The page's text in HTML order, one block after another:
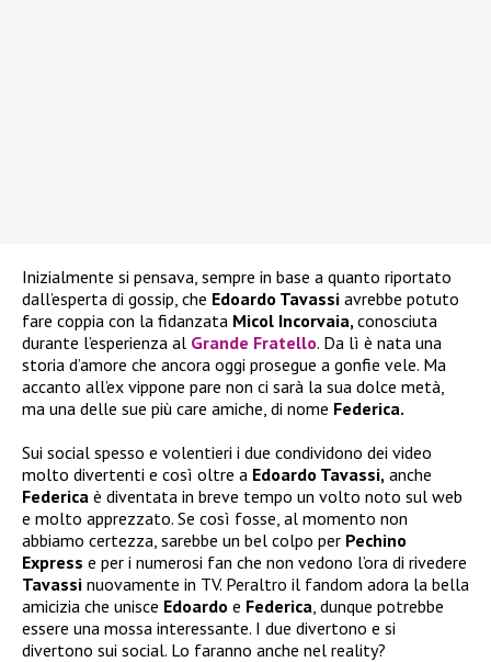
Inizialmente si pensava, sempre in base a quanto riportato
dall’esperta di gossip, che Edoardo Tavassi avrebbe potuto
fare coppia con la fidanzata Micol Incorvaia, conosciuta
durante l’esperienza al Grande Fratello. Da lì è nata una
storia d’amore che ancora oggi prosegue a gonfie vele. Ma
accanto all’ex vippone pare non ci sarà la sua dolce metà,
ma una delle sue più care amiche, di nome Federica.
Sui social spesso e volentieri i due condividono dei video
molto divertenti e così oltre a Edoardo Tavassi, anche
Federica è diventata in breve tempo un volto noto sul web
e molto apprezzato. Se così fosse, al momento non
abbiamo certezza, sarebbe un bel colpo per Pechino
Express e per i numerosi fan che non vedono l’ora di rivedere
Tavassi nuovamente in TV. Peraltro il fandom adora la bella
amicizia che unisce Edoardo e Federica , dunque potrebbe
essere una mossa interessante. I due divertono e si
divertono sui social. Lo faranno anche nel reality?